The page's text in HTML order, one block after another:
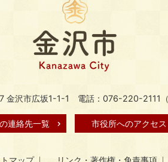
金沢市広坂1-1-1 電話：076-220-2111（
連絡先一覧 市役所へのアクセス